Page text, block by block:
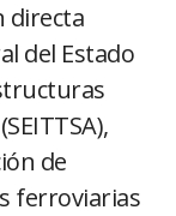
directa
del Estado
de
ferroviarias